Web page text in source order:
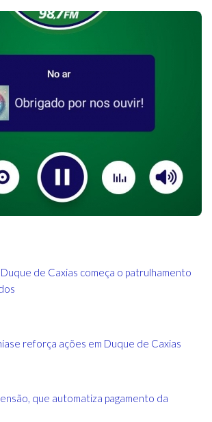
de Caxias começa o patrulhamento
reforça ações em Duque de Caxias
que automatiza pagamento da